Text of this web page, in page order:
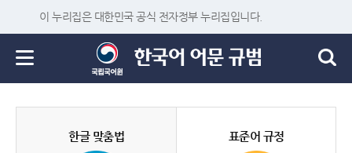
이 누리집은 대한민국 공식 전자정부 누리집입니다.
한글 맞춤법 표준어 규정